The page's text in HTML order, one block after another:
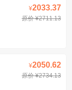
¥2033.37
原价 ¥2711.13
¥2050.62
原价 ¥2734.13